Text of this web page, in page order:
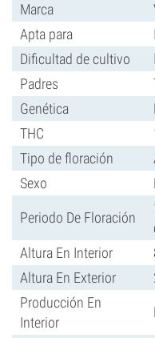
Marca
Apta para
Dificultad de cultivo
Padres
Genética
THC
Tipo de floración
Sexo
Periodo De Floración
Altura En Interior
Altura En Exterior
Producción En
Interior